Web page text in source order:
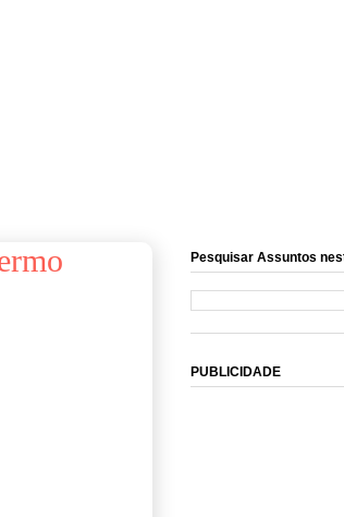
Pesquisar Assuntos
PUBLICIDADE